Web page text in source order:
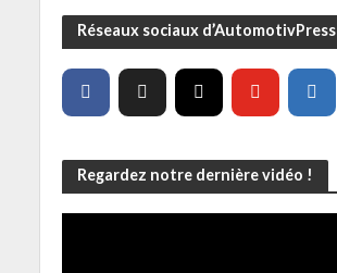
Réseaux sociaux d’AutomotivPress
Regardez notre dernière vidéo !